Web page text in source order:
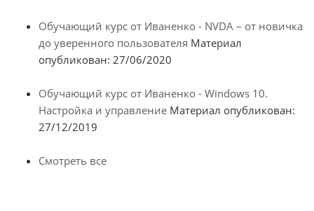
Обучающий курс от Иваненко - NVDA – от новичка
до уверенного пользователя Материал
опубликован: 27/06/2020
Обучающий курс от Иваненко - Windows 10.
Настройка и управление Материал опубликован:
27/12/2019
Смотреть все